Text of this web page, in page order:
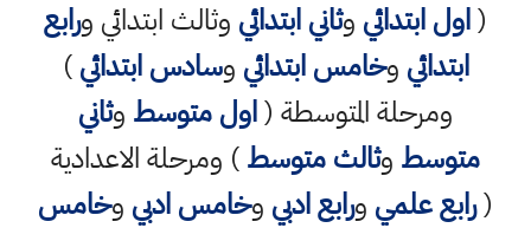
(اول ابتدائي وثاني ابتدائي وثالث ابتدائي ورابع
ابتدائي وخامس ابتدائي وسادس ابتدائي)
ومرحلة المتوسطة (اول متوسط وثاني
متوسط وثالث متوسط) ومرحلة الاعدادية
(رابع علمي ورابع ادبي وخامس ادبي وخامس